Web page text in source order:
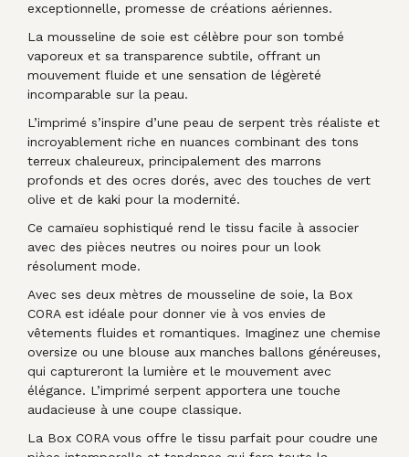
exceptionnelle, promesse de créations aériennes.
La mousseline de soie est célèbre pour son tombé
vaporeux et sa transparence subtile, offrant un
mouvement fluide et une sensation de légèreté
incomparable sur la peau.
L’imprimé s’inspire d’une peau de serpent très réaliste et
incroyablement riche en nuances combinant des tons
terreux chaleureux, principalement des marrons
profonds et des ocres dorés, avec des touches de vert
olive et de kaki pour la modernité.
Ce camaïeu sophistiqué rend le tissu facile à associer
avec des pièces neutres ou noires pour un look
résolument mode.
Avec ses deux mètres de mousseline de soie, la Box
CORA est idéale pour donner vie à vos envies de
vêtements fluides et romantiques. Imaginez une chemise
oversize ou une blouse aux manches ballons généreuses,
qui captureront la lumière et le mouvement avec
élégance. L’imprimé serpent apportera une touche
audacieuse à une coupe classique.
La Box CORA vous offre le tissu parfait pour coudre une